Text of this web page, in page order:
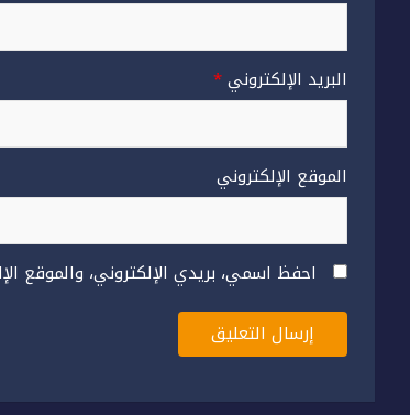
البريد الإلكتروني*
الموقع الإلكتروني
احفظ اسمي، بريدي الإلكتروني، والموقع